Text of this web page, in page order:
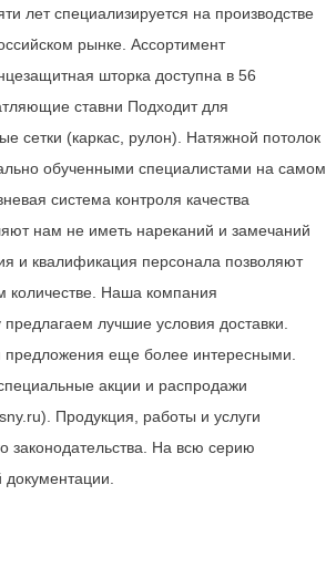
лет специализируется на производстве
рынке. Ассортимент
шторка доступна в 56
ставни Подходит для
сетки (каркас, рулон). Натяжной потолок
обученными специалистами на самом
система контроля качества
нам не иметь нареканий и замечаний
и квалификация персонала позволяют
количестве. Наша компания
лучшие условия доставки.
предложения еще более интересными.
акции и распродажи
Продукция, работы и услуги
законодательства. На всю серию